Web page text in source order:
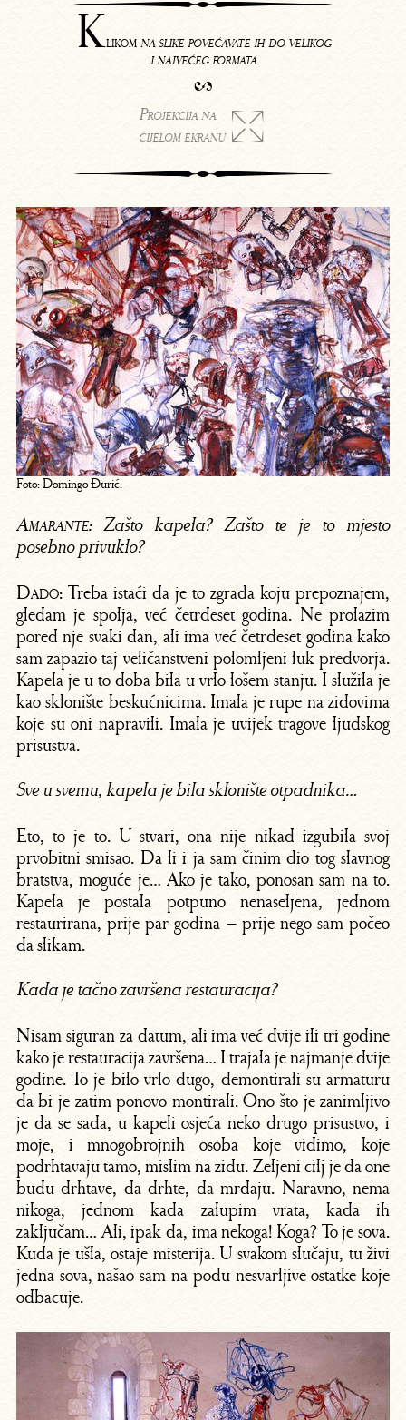
Klikomna slike povećavate ih do velikog
i najvećeg formata
❧
Projekcija na
cijelom ekranu
Foto: Domingo Đurić.
Amarante:Zašto kapela? Zašto te je to mjesto
posebno privuklo?
Dado:Treba istaći da je to zgrada koju prepoznajem,
gledam je spolja, već četrdeset godina. Ne prolazim
pored nje svaki dan, ali ima već četrdeset godina kako
sam zapazio taj veličanstveni polomljeni luk predvorja.
Kapela je u to doba bila u vrlo lošem stanju. I služila je
kao sklonište beskućnicima. Imala je rupe na zidovima
koje su oni napravili. Imala je uvijek tragove ljudskog
prisustva.
Sve u svemu, kapela je bila sklonište otpadnika…
Eto, to je to. U stvari, ona nije nikad izgubila svoj
prvobitni smisao. Da li i ja sam činim dio tog slavnog
bratstva, moguće je… Ako je tako, ponosan sam na to.
Kapela je postala potpuno nenaseljena, jednom
restaurirana, prije par godina – prije nego sam počeo
da slikam.
Kada je tačno završena restauracija?
Nisam siguran za datum, ali ima već dvije ili tri godine
kako je restauracija završena… I trajala je najmanje dvije
godine. To je bilo vrlo dugo, demontirali su armaturu
da bi je zatim ponovo montirali. Ono što je zanimljivo
je da se sada, u kapeli osjeća neko drugo prisustvo, i
moje, i mnogobrojnih osoba koje vidimo, koje
podrhtavaju tamo, mislim na zidu. Zeljeni cilj je da one
budu drhtave, da drhte, da mrdaju. Naravno, nema
nikoga, jednom kada zalupim vrata, kada ih
zaključam… Ali, ipak da, ima nekoga! Koga? To je sova.
Kuda je ušla, ostaje misterija. U svakom slučaju, tu živi
jedna sova, našao sam na podu nesvarljive ostatke koje
odbacuje.